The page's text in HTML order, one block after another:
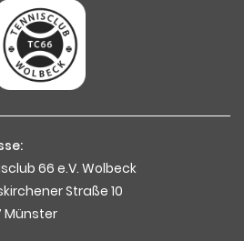
66 e.V. Wolbeck
Straße 10
Münster